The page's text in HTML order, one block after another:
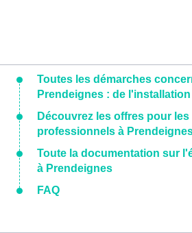
Toutes les démarches
Prendeignes : de
Découvrez les offres pour
professionnels à
Toute la documentation sur
à Prendeignes
FAQ